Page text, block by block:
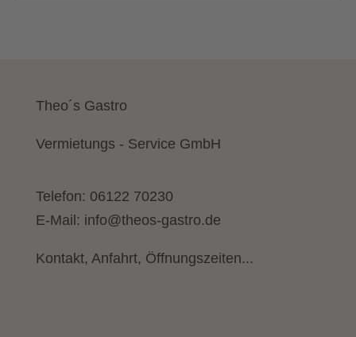
Theo´s Gastro
Vermietungs - Service GmbH
Telefon: 06122 70230
E-Mail: info@theos-gastro.de
Kontakt, Anfahrt, Öffnungszeiten...